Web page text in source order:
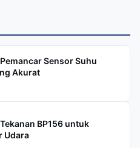
Silicon Pressure
steel diaphragm,
and a flush
cleaning. Ideal for
applications.
Sensor Suhu
Akurat
BP156 untuk
Udara